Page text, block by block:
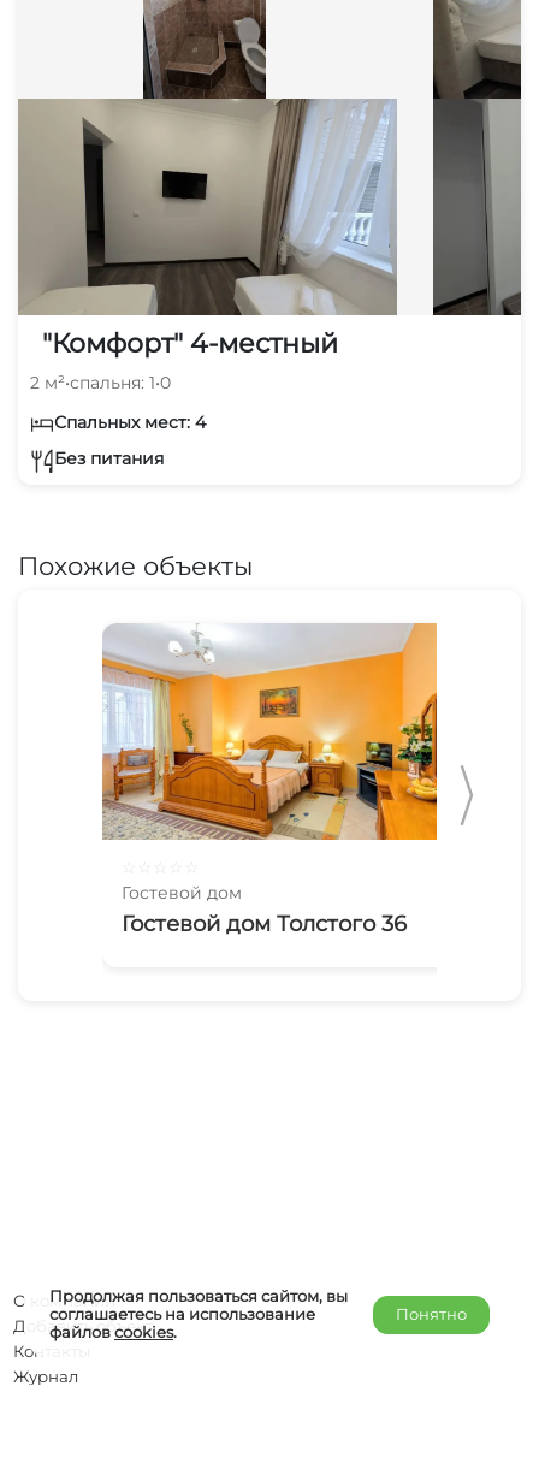
"Комфорт" 4-местный
2 м²•спальня: 1•0
Спальных мест: 4
Без питания
Похожие объекты
Гостевой дом
Гостевой дом Толстого 36
Продолжая пользоваться сайтом, вы
соглашаетесь на использование
файловcookies.
Понятно
О компании
Добавить объект
Контакты
Журнал